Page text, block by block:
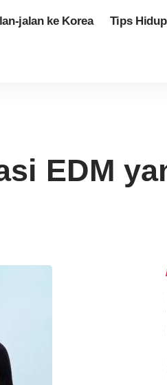
jalan ke Korea Tips
EDM